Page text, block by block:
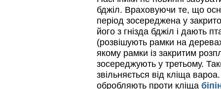
бджіл. Враховуючи те, що
період зосереджена у
його з гнізда бджіл і дають
(розвішують рамки на
якому рамки із закритим
зосереджують у третьому.
звільняється від кліща
обробляють проти кліща